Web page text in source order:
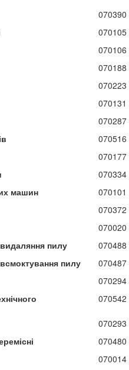
070390
070105
070106
070188
070223
070131
070287
070516
070177
070334
машин
070101
070372
070020
пилу
070488
пилу
070487
070294
070542
070293
070480
070014